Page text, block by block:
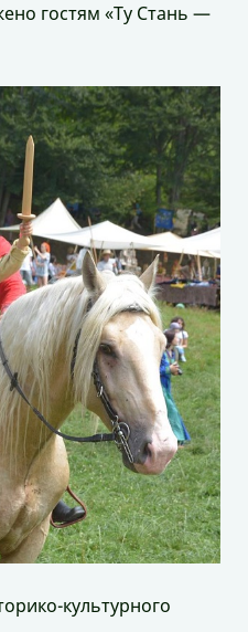
гостям «Ту Стань —
культурного